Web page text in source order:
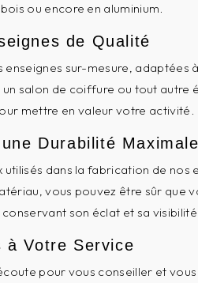
ou encore en aluminium.
de Qualité
sur-mesure, adaptées
salon de coiffure ou tout autre
mettre en valeur votre activité.
Durabilité Maximale
dans la fabrication de nos
vous pouvez être sûr que
son éclat et sa
à Votre Service
pour vous conseiller et